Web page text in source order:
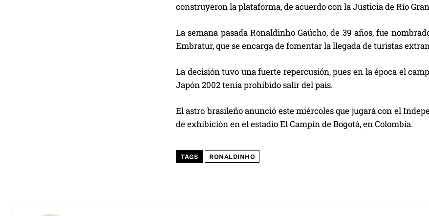
construyeron la plataforma, de acuerdo con la Justicia de Río
La semana pasada Ronaldinho Gaúcho, de 39 años, fue
Embratur, que se encarga de fomentar la llegada de turistas
La decisión tuvo una fuerte repercusión, pues en la época el
Japón 2002 tenía prohibido salir del país.
El astro brasileño anunció este miércoles que jugará con el
de exhibición en el estadio El Campín de Bogotá, en Colombia.
TAGS RONALDINHO